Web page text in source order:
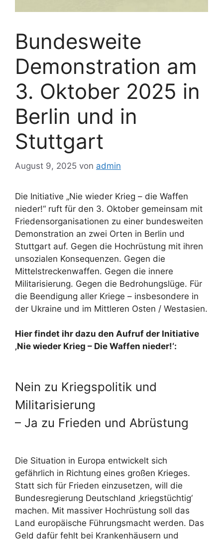
Bundesweite
Demonstration am
3. Oktober 2025 in
Berlin und in
Stuttgart
August 9, 2025 von admin
Die Initiative „Nie wieder Krieg – die Waffen
nieder!“ ruft für den 3. Oktober gemeinsam mit
Friedensorganisationen zu einer bundesweiten
Demonstration an zwei Orten in Berlin und
Stuttgart auf. Gegen die Hochrüstung mit ihren
unsozialen Konsequenzen. Gegen die
Mittelstreckenwaffen. Gegen die innere
Militarisierung. Gegen die Bedrohungslüge. Für
die Beendigung aller Kriege – insbesondere in
der Ukraine und im Mittleren Osten / Westasien.
Hier findet ihr dazu den Aufruf der Initiative
‚Nie wieder Krieg – Die Waffen nieder!‘:
Nein zu Kriegspolitik und
Militarisierung
– Ja zu Frieden und Abrüstung
Die Situation in Europa entwickelt sich
gefährlich in Richtung eines großen Krieges.
Statt sich für Frieden einzusetzen, will die
Bundesregierung Deutschland ‚kriegstüchtig‘
machen. Mit massiver Hochrüstung soll das
Land europäische Führungsmacht werden. Das
Geld dafür fehlt bei Krankenhäusern und